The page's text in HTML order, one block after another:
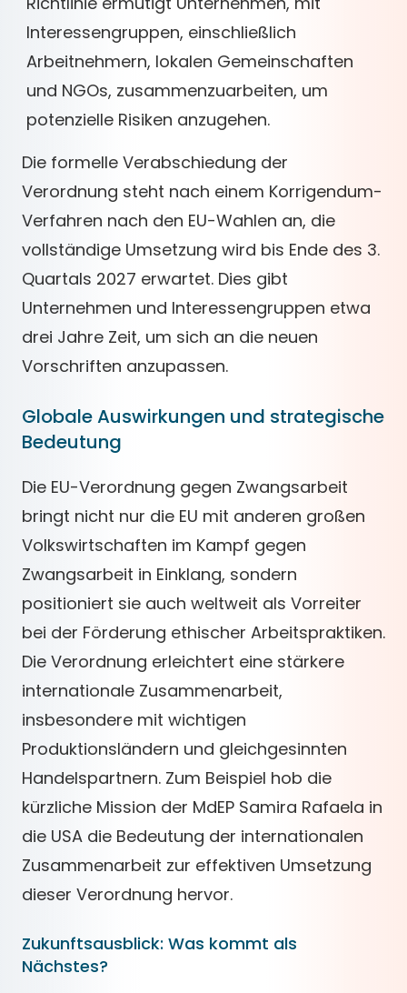
Interessengruppen, einschließlich
Arbeitnehmern, lokalen Gemeinschaften
und NGOs, zusammenzuarbeiten, um
potenzielle Risiken anzugehen.
Die formelle Verabschiedung der
Verordnung steht nach einem Korrigendum-
Verfahren nach den EU-Wahlen an, die
vollständige Umsetzung wird bis Ende des 3.
Quartals 2027 erwartet. Dies gibt
Unternehmen und Interessengruppen etwa
drei Jahre Zeit, um sich an die neuen
Vorschriften anzupassen.
Globale Auswirkungen und strategische
Bedeutung
Die EU-Verordnung gegen Zwangsarbeit
bringt nicht nur die EU mit anderen großen
Volkswirtschaften im Kampf gegen
Zwangsarbeit in Einklang, sondern
positioniert sie auch weltweit als Vorreiter
bei der Förderung ethischer Arbeitspraktiken.
Die Verordnung erleichtert eine stärkere
internationale Zusammenarbeit,
insbesondere mit wichtigen
Produktionsländern und gleichgesinnten
Handelspartnern. Zum Beispiel hob die
kürzliche Mission der MdEP Samira Rafaela in
die USA die Bedeutung der internationalen
Zusammenarbeit zur effektiven Umsetzung
dieser Verordnung hervor.
Zukunftsausblick: Was kommt als
Nächstes?